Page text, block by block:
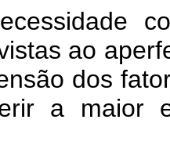
ao
dos
a maior